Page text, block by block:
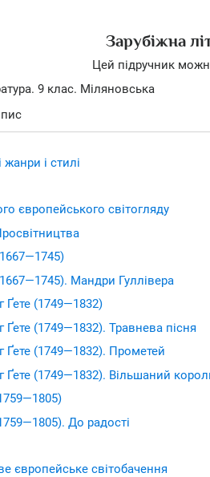
Зарубіжна
Цей підручник
жанри і стилі
європейського світогляду
Мандри Гуллівера
Ґете (1749—1832)
(1749—1832). Травнева пісня
Ґете (1749—1832). Прометей
Ґете (1749—1832). Вільшаний
До радості
європейське світобачення